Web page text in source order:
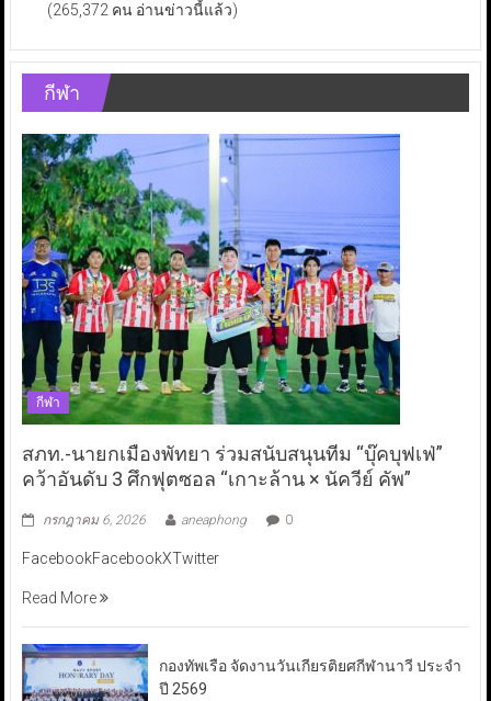
(265,372 คน อ่านข่าวนี้แล้ว)
กีฬา
กีฬา
สภท.-นายกเมืองพัทยา ร่วมสนับสนุนทีม “บุ๊คบุฟเฟ่”
คว้าอันดับ 3 ศึกฟุตซอล “เกาะล้าน × นัควีย์ คัพ”
กรกฎาคม 6, 2026 aneaphong 0
FacebookFacebookXTwitter
Read More
กองทัพเรือ จัดงานวันเกียรติยศกีฬานาวี ประจำ
ปี 2569